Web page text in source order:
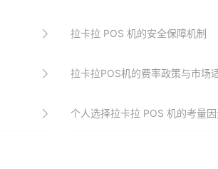
拉卡拉 POS 机的安全保障机制
拉卡拉POS机的费率政策与市场
个人选择拉卡拉 POS 机的考量